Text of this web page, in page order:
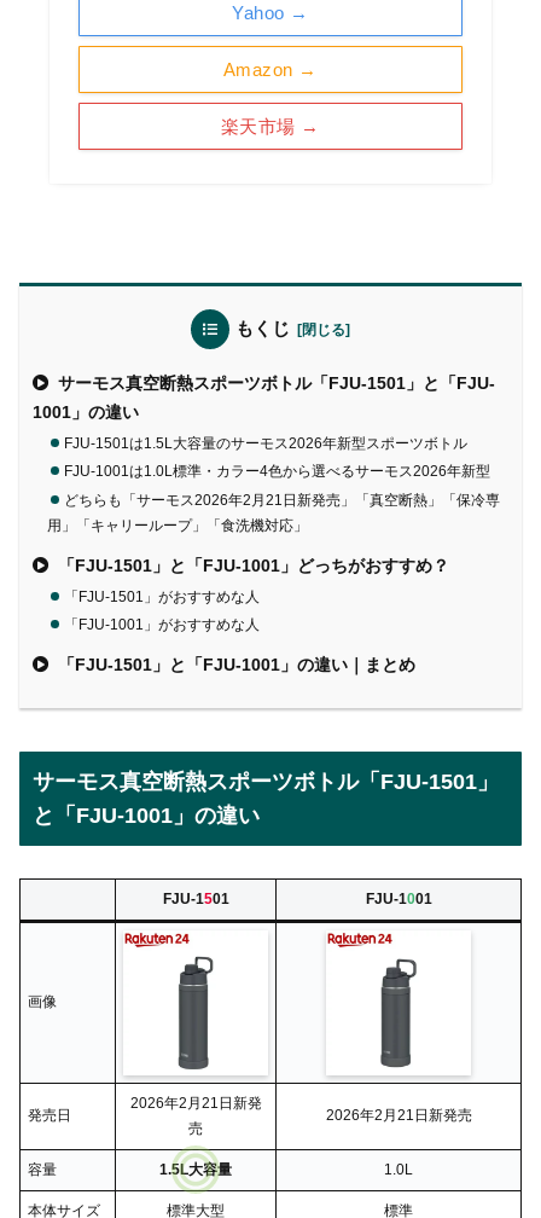
Amazon →
楽天市場 →
Yahoo →
もくじ
サーモス真空断熱スポーツボトル「FJU-1501」と「FJU-
1001」の違い
FJU-1501は1.5L大容量のサーモス2026年新型スポーツボトル
FJU-1001は1.0L標準・カラー4色から選べるサーモス2026年新型
どちらも「サーモス2026年2月21日新発売」「真空断熱」「保冷専
用」「キャリーループ」「食洗機対応」
「FJU-1501」と「FJU-1001」どっちがおすすめ？
「FJU-1501」がおすすめな人
「FJU-1001」がおすすめな人
「FJU-1501」と「FJU-1001」の違い｜まとめ
サーモス真空断熱スポーツボトル「FJU-1501」
と「FJU-1001」の違い
FJU-1501 FJU-1001
画像
発売日
2026年2月21日新発
売
2026年2月21日新発売
容量 1.5L大容量 1.0L
本体サイズ 標準大型 標準